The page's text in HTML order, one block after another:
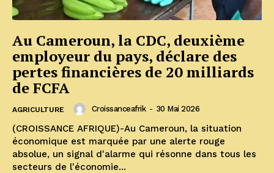
Au Cameroun, la CDC, deuxième
employeur du pays, déclare des
pertes financières de 20 milliards
de FCFA
AGRICULTURE Croissanceafrik - 30 Mai 2026
(CROISSANCE AFRIQUE)-Au Cameroun, la situation
économique est marquée par une alerte rouge
absolue, un signal d'alarme qui résonne dans tous les
secteurs de l'économie...